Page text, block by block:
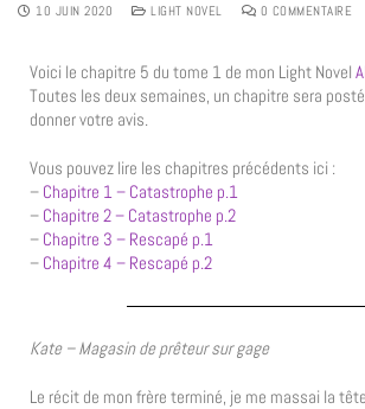
10 JUIN 2020 LIGHT NOVEL 0 COMMENTAIRE
Voici le chapitre 5 du tome 1 de mon Light Novel
Toutes les deux semaines, un chapitre sera
donner votre avis.
Vous pouvez lire les chapitres précédents ici :
– Chapitre 1 – Catastrophe p.1
– Chapitre 2 – Catastrophe p.2
– Chapitre 3 – Rescapé p.1
– Chapitre 4 – Rescapé p.2
Kate – Magasin de prêteur sur gage
Le récit de mon frère terminé, je me massai la